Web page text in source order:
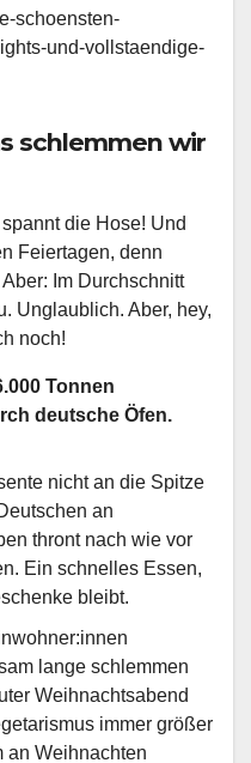
schoensten-
und-vollstaendige-
schlemmen wir
die Hose! Und
Feiertagen, denn
Im Durchschnitt
Unglaublich. Aber, hey,
noch!
Tonnen
deutsche Öfen.
nicht an die Spitze
an
thront nach wie vor
Ein schnelles Essen,
bleibt.
lange schlemmen
Weihnachtsabend
immer größer
an Weihnachten